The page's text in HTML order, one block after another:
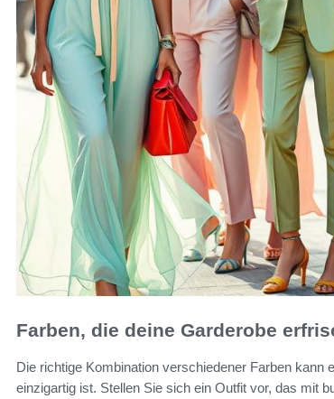
Farben, die deine Garderobe
Die richtige Kombination verschiedener Farben
einzigartig ist. Stellen Sie sich ein Outfit vor, das mit